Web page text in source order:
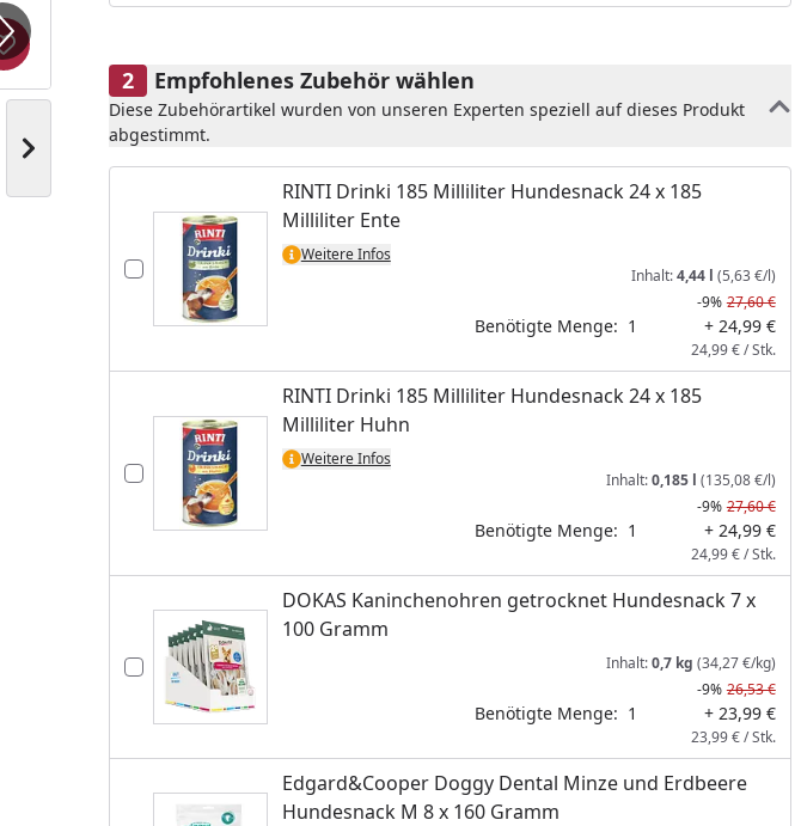
Nächstes Bild anzeigen
Produkt zur Wunschliste hinzufügen
Empfohlenes Zubehör wählen
Diese Zubehörartikel wurden von unseren Experten speziell auf dieses Produkt
abgestimmt.
RINTI Drinki 185 Milliliter Hundesnack 24 x 185
Milliliter Ente
Weitere Infos
Inhalt:4,44 l (5,63 €/l)
-9% 27,60 €
Benötigte Menge: 1 + 24,99 €
24,99 € / Stk.
RINTI Drinki 185 Milliliter Hundesnack 24 x 185
Milliliter Huhn
Weitere Infos
Inhalt:0,185 l (135,08 €/l)
-9% 27,60 €
Benötigte Menge: 1 + 24,99 €
24,99 € / Stk.
DOKAS Kaninchenohren getrocknet Hundesnack 7 x
100 Gramm
Inhalt:0,7 kg (34,27 €/kg)
-9% 26,53 €
Benötigte Menge: 1 + 23,99 €
23,99 € / Stk.
Edgard&Cooper Doggy Dental Minze und Erdbeere
Hundesnack M 8 x 160 Gramm